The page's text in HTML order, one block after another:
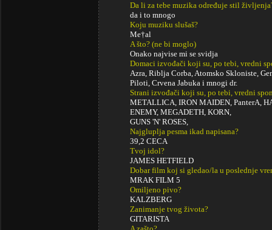
Da li za tebe muzika određuje stil
da i to mnogo
Koju muziku slušaš?
Me†al
A što? (ne bi moglo)
Onako najvise mi se svidja
Domaci izvođači koji su, po tebi, vredni
Azra, Riblja Corba, Atomsko Skloniste,
Piloti, Crvena Jabuka i mnogi dr.
Strani izvođači koji su, po tebi, vredni
METALLICA, IRON MAIDEN, PanterA,
ENEMY, MEGADETH, KORN,
GUNS 'N' ROSES,
Najgluplja pesma ikad napisana?
39,2 CECA
Tvoj idol?
JAMES HETFIELD
Dobar film koj si gledao/la u poslednje
MRAK FILM 5
Omiljeno pivo?
KALZBERG
Zanimanje tvog života?
GITARISTA